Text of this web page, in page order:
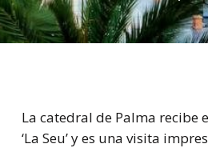
La catedral de Palma recibe
‘La Seu’ y es una visita